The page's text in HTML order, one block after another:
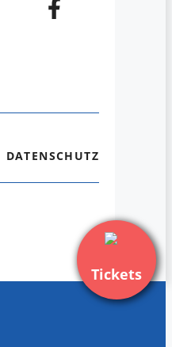
Tickets
DATENSCHUTZ